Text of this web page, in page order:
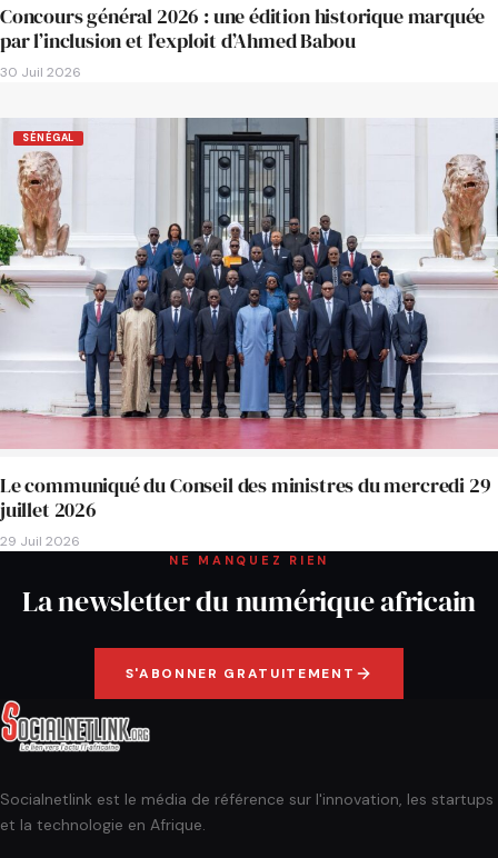
Concours général 2026 : une édition historique marquée
par l’inclusion et l’exploit d’Ahmed Babou
30 Juil 2026
SÉNÉGAL
Le communiqué du Conseil des ministres du mercredi 29
juillet 2026
29 Juil 2026
NE MANQUEZ RIEN
La newsletter du numérique africain
S'ABONNER GRATUITEMENT
Socialnetlink est le média de référence sur l'innovation, les startups
et la technologie en Afrique.